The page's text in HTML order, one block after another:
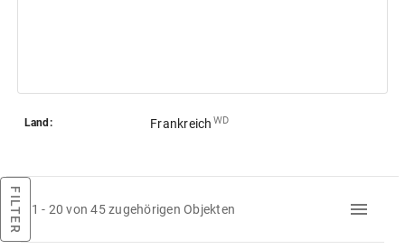
Land: FrankreichWD
FILTER 1 - 20 von 45 zugehörigen Objekten